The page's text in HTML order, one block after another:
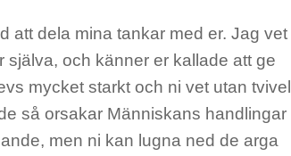
att dela mina tankar med er. Jag vet
och känner er kallade att ge
mycket starkt och ni vet utan tvivel
så orsakar Människans handlingar
men ni kan lugna ned de arga